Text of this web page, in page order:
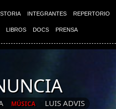
INTEGRANTES REPERTORIO
LIBROS DOCS PRENSA
MÚSICA LUIS ADVIS